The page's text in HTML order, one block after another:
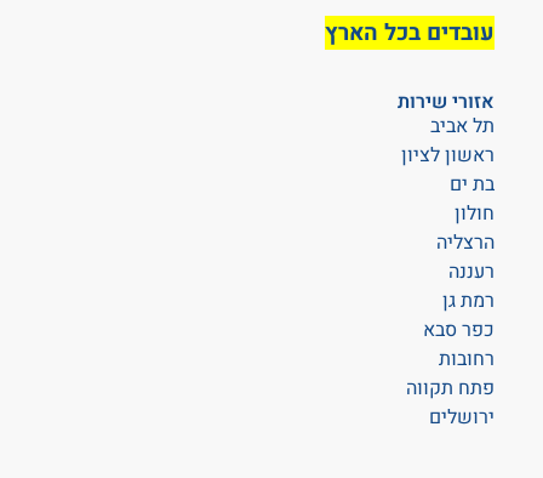
עובדים בכל הארץ
אזורי שירות
תל אביב
ראשון לציון
בת ים
חולון
הרצליה
רעננה
רמת גן
כפר סבא
רחובות
פתח תקווה
ירושלים